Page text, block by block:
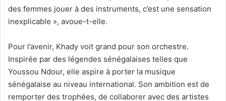
des femmes jouer à des instruments, c’est une sensation
inexplicable », avoue-t-elle.
Pour l’avenir, Khady voit grand pour son orchestre.
Inspirée par des légendes sénégalaises telles que
Youssou Ndour, elle aspire à porter la musique
sénégalaise au niveau international. Son ambition est de
remporter des trophées, de collaborer avec des artistes